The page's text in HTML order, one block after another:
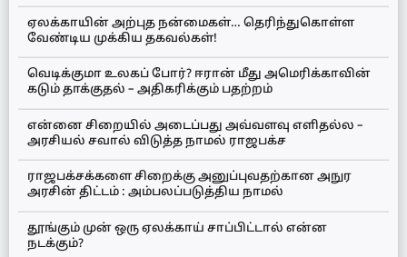
ஏலக்காயின் அற்புத நன்மைகள்… தெரிந்துகொள்ள
வேண்டிய முக்கிய தகவல்கள்!
வெடிக்குமா உலகப் போர்? ஈரான் மீது அமெரிக்காவின்
கடும் தாக்குதல் – அதிகரிக்கும் பதற்றம்
என்னை சிறையில் அடைப்பது அவ்வளவு எளிதல்ல –
அரசியல் சவால் விடுத்த நாமல் ராஜபக்ச
ராஜபக்சக்களை சிறைக்கு அனுப்புவதற்கான அநுர
அரசின் திட்டம் : அம்பலப்படுத்திய நாமல்
தூங்கும் முன் ஒரு ஏலக்காய் சாப்பிட்டால் என்ன
நடக்கும்?